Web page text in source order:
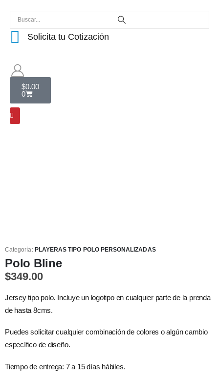
Solicita tu Cotización
$0.00
0
Categoría: PLAYERAS TIPO POLO PERSONALIZADAS
Polo Bline
$349.00
Jersey tipo polo. Incluye un logotipo en cualquier parte de la prenda
de hasta 8cms.
Puedes solicitar cualquier combinación de colores o algún cambio
específico de diseño.
Tiempo de entrega: 7 a 15 días hábiles.